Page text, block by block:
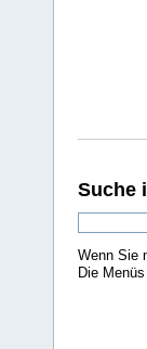
Suche
Wenn Sie
Die